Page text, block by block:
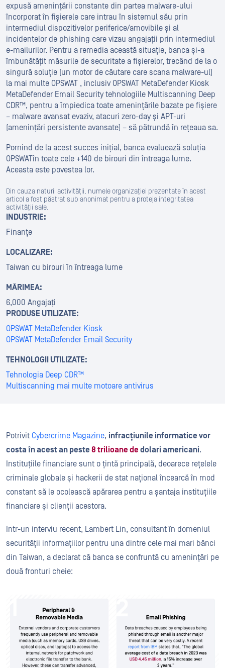
expusă amenințării constante din partea malware-ului
încorporat în fișierele care intrau în sistemul său prin
intermediul dispozitivelor periferice/amovibile și al
incidentelor de phishing care vizau angajații prin intermediul
e-mailurilor. Pentru a remedia această situație, banca și-a
îmbunătățit măsurile de securitate a fișierelor, trecând de la o
singură soluție (un motor de căutare care scana malware-ul)
la mai multe OPSWAT , inclusiv OPSWAT MetaDefender Kiosk
MetaDefender Email Security tehnologiile Multiscanning Deep
CDR™, pentru a împiedica toate amenințările bazate pe fișiere
– malware avansat evaziv, atacuri zero-day și APT-uri
(amenințări persistente avansate) – să pătrundă în rețeaua sa.
Pornind de la acest succes inițial, banca evaluează soluția
OPSWATîn toate cele +140 de birouri din întreaga lume.
Aceasta este povestea lor.
Din cauza naturii activității, numele organizației prezentate în acest
articol a fost păstrat sub anonimat pentru a proteja integritatea
activității sale.
INDUSTRIE:
Finanțe
LOCALIZARE:
Taiwan cu birouri în întreaga lume
MĂRIMEA:
6,000 Angajați
PRODUSE UTILIZATE:
OPSWAT MetaDefender Kiosk
OPSWAT MetaDefender Email Security
TEHNOLOGII UTILIZATE:
Tehnologia Deep CDR™
Multiscanning mai multe motoare antivirus
Potrivit Cybercrime Magazine, infracțiunile informatice vor
costa în acest an peste 8 trilioane de dolari americani.
Instituțiile financiare sunt o țintă principală, deoarece rețelele
criminale globale și hackerii de stat național încearcă în mod
constant să le ocolească apărarea pentru a șantaja instituțiile
financiare și clienții acestora.
Într-un interviu recent, Lambert Lin, consultant în domeniul
securității informațiilor pentru una dintre cele mai mari bănci
din Taiwan, a declarat că banca se confruntă cu amenințări pe
două fronturi cheie: